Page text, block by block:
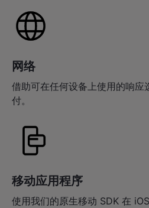
网络
借助可在任何设备上使用的响应
付。
移动应用程序
使用我们的原生移动 SDK 在